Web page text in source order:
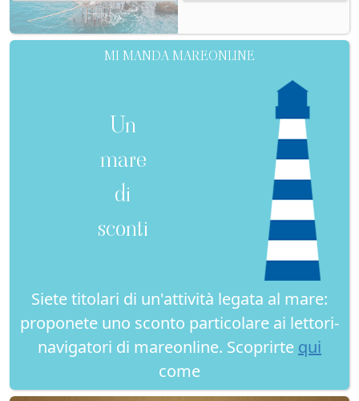
MI MANDA MAREONLINE
Un
mare
di
sconti
Siete titolari di un'attività legata al mare:
proponete uno sconto particolare ai lettori-
navigatori di mareonline. Scoprirte qui
come